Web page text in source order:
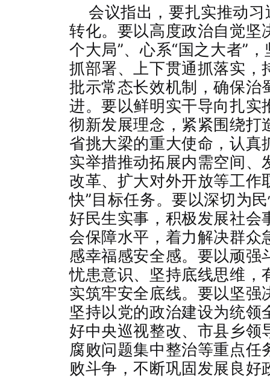
会议指出，要扎实推动
转化。要以高度政治自觉坚
个大局”、心系“国之大者”
抓部署、上下贯通抓落实，
批示常态长效机制，确保治
进。要以鲜明实干导向扎实
彻新发展理念，紧紧围绕打
省挑大梁的重大使命，认真
实举措推动拓展内需空间、
改革、扩大对外开放等工作
快”目标任务。要以深切为
好民生实事，积极发展社会
会保障水平，着力解决群众
感幸福感安全感。要以顽强
忧患意识、坚持底线思维，
实筑牢安全底线。要以坚强
坚持以党的政治建设为统
好中央巡视整改、市县乡领
腐败问题集中整治等重点
败斗争，不断巩固发展良好